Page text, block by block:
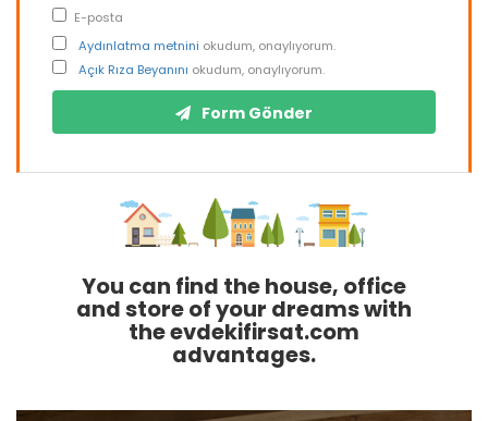
E-posta
Aydınlatma metnini okudum, onaylıyorum.
Açık Rıza Beyanını okudum, onaylıyorum.
Form Gönder
You can find the house, office
and store of your dreams with
the evdekifirsat.com
advantages.